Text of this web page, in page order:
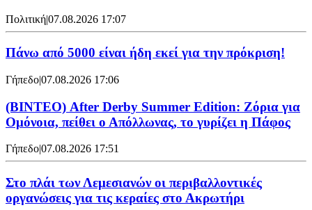
Πολιτική|07.08.2026 17:07
Πάνω από 5000 είναι ήδη εκεί για την πρόκριση!
Γήπεδο|07.08.2026 17:06
(ΒΙΝΤΕΟ) After Derby Summer Edition: Ζόρια για
Ομόνοια, πείθει ο Απόλλωνας, το γυρίζει η Πάφος
Γήπεδο|07.08.2026 17:51
Στο πλάι των Λεμεσιανών οι περιβαλλοντικές
οργανώσεις για τις κεραίες στο Ακρωτήρι